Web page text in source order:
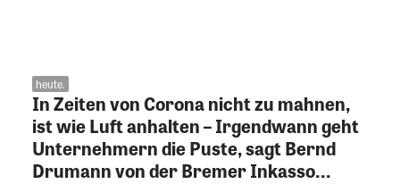
heute.
In Zeiten von Corona nicht zu mahnen,
ist wie Luft anhalten – Irgendwann geht
Unternehmern die Puste, sagt Bernd
Drumann von der Bremer Inkasso...